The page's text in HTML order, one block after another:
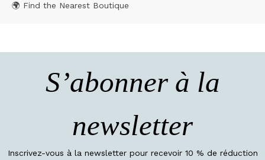
🌍 Find the Nearest Boutique
S’abonner à la
newsletter
Inscrivez-vous à la newsletter pour recevoir 10 % de réduction